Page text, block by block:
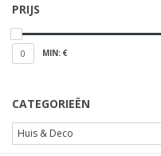
PRIJS
0 MIN: €
CATEGORIEËN